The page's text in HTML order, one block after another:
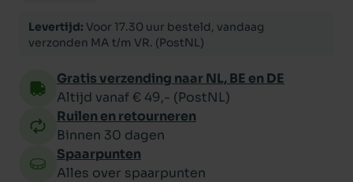
Levertijd: Voor 17.30 uur besteld, vandaag
verzonden MA t/m VR. (PostNL)
Gratis verzending naar NL, BE en DE
Altijd vanaf € 49,- (PostNL)
Ruilen en retourneren
Binnen 30 dagen
Spaarpunten
Alles over spaarpunten